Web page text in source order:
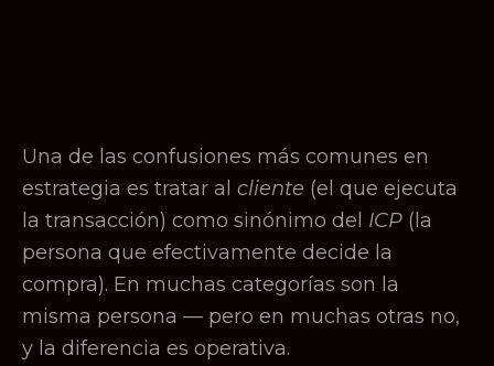
Una de las confusiones más comunes en
estrategia es tratar al cliente (el que ejecuta
la transacción) como sinónimo del ICP (la
persona que efectivamente decide la
compra). En muchas categorías son la
misma persona — pero en muchas otras no,
y la diferencia es operativa.